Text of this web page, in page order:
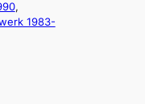
1983-